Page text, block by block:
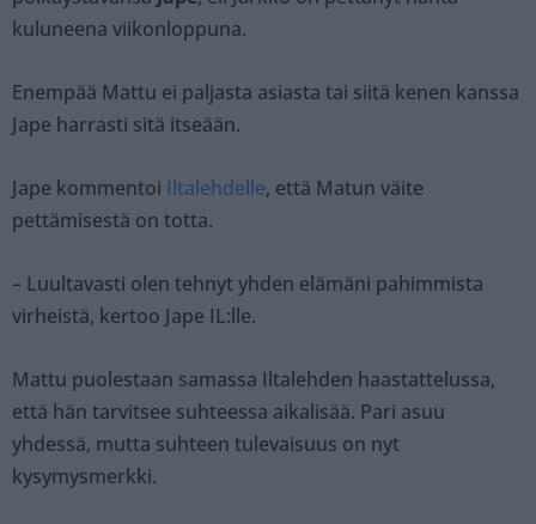
kuluneena viikonloppuna.
Enempää Mattu ei paljasta asiasta tai siitä kenen kanssa
Jape harrasti sitä itseään.
Jape kommentoi Iltalehdelle, että Matun väite
pettämisestä on totta.
– Luultavasti olen tehnyt yhden elämäni pahimmista
virheistä, kertoo Jape IL:lle.
Mattu puolestaan samassa Iltalehden haastattelussa,
että hän tarvitsee suhteessa aikalisää. Pari asuu
yhdessä, mutta suhteen tulevaisuus on nyt
kysymysmerkki.